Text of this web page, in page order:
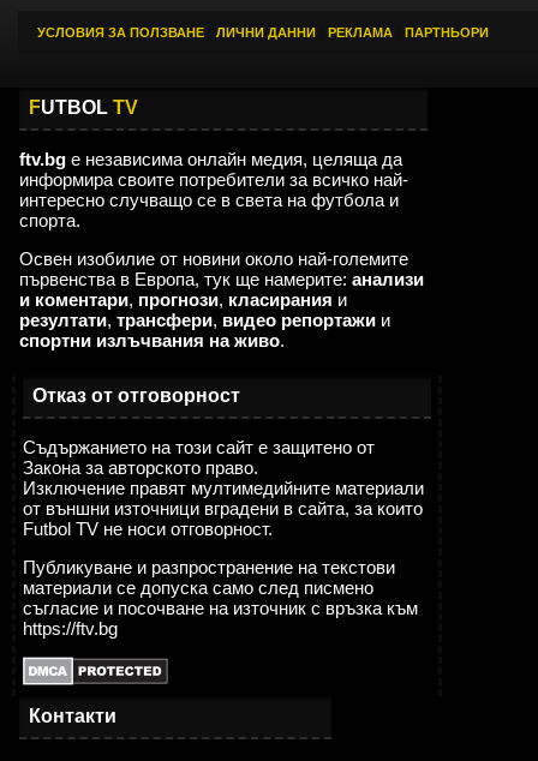
УСЛОВИЯ ЗА ПОЛЗВАНЕ ЛИЧНИ ДАННИ РЕКЛАМА ПАРТНЬОРИ
FUTBOL TV
ftv.bg е независима онлайн медия, целяща да
информира своите потребители за всичко най-
интересно случващо се в света на футбола и
спорта.
Освен изобилие от новини около най-големите
първенства в Европа, тук ще намерите: анализи
и коментари, прогнози, класирания и
резултати, трансфери, видео репортажи и
спортни излъчвания на живо.
Отказ от отговорност
Съдържанието на този сайт е защитено от
Закона за авторското право.
Изключение правят мултимедийните материали
от външни източници вградени в сайта, за които
Futbol TV не носи отговорност.
Публикуване и разпространение на текстови
материали се допуска само след писмено
съгласие и посочване на източник с връзка към
https://ftv.bg
Контакти